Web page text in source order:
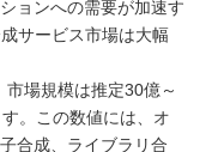
ョンへの需要が加速す
サービス市場は大幅
場規模は推定30億～
。この数値には、オ
合成、ライブラリ合